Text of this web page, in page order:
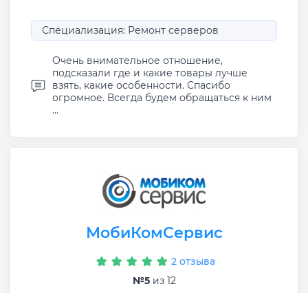
Специализация: Ремонт серверов
Очень внимательное отношение,
подсказали где и какие товары лучше
взять, какие особенности. Спасибо
огромное. Всегда будем обращаться к ним
...
МобиКомСервис
2 отзыва
№5из 12